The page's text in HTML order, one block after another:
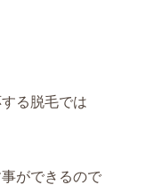
る脱毛では
ができるので